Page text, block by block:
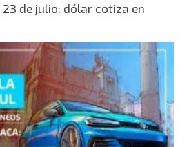
de julio: dólar cotiza en